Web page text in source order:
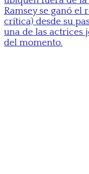
Ramsey se ganó el
crítica) desde su
una de las actrices
del momento.